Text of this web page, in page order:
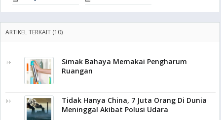
ARTIKEL TERKAIT (10)
Simak Bahaya Memakai Pengharum
Ruangan
Tidak Hanya China, 7 Juta Orang Di Dunia
Meninggal Akibat Polusi Udara